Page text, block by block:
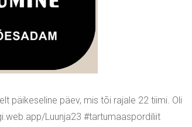
päikeseline päev, mis tõi rajale 22 tiimi. Oli
Luunja23 #tartumaaspordiliit